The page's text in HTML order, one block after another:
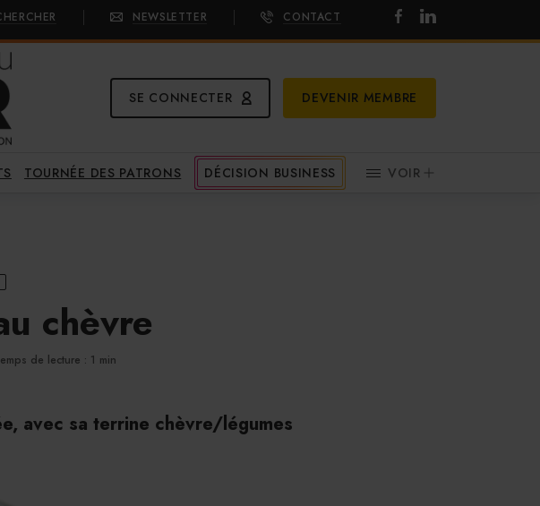
NEWSLETTER CONTACT
SE CONNECTER DEVENIR MEMBRE
TOURNÉE DES PATRONS DÉCISION BUSINESS VOIR
chèvre
de lecture : 1 min
avec sa terrine chèvre/légumes